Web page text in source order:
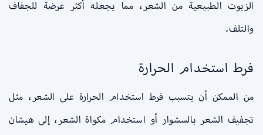
الزيوت الطبيعية من الشعر، مما يجعله أكثر عرضة للجفاف
والتلف.
فرط استخدام الحرارة
من الممكن أن يتسبب فرط استخدام الحرارة على الشعر، مثل
تجفيف الشعر بالسشوار أو استخدام مكواة الشعر، إلى هيشان